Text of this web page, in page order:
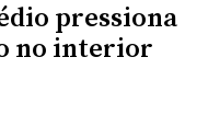
pressiona
no interior